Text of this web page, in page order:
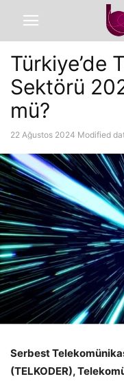
Türkiye’de
Sektörü
mü?
22 Ağustos 2024 Modified
Serbest
(TELKODER),